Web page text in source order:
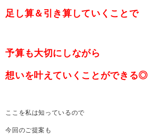
足し算＆引き算していくことで
予算も大切にしながら
想いを叶えていくことができる◎
ここを私は知っているので
今回のご提案も